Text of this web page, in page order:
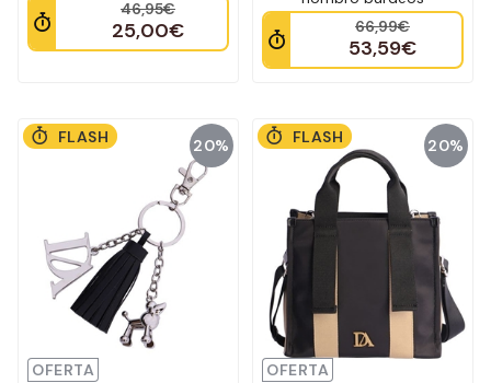
46,95€
25,00€
66,99€
53,59€
20%
OFERTA
FLASH 20%
OFERTA
FLASH